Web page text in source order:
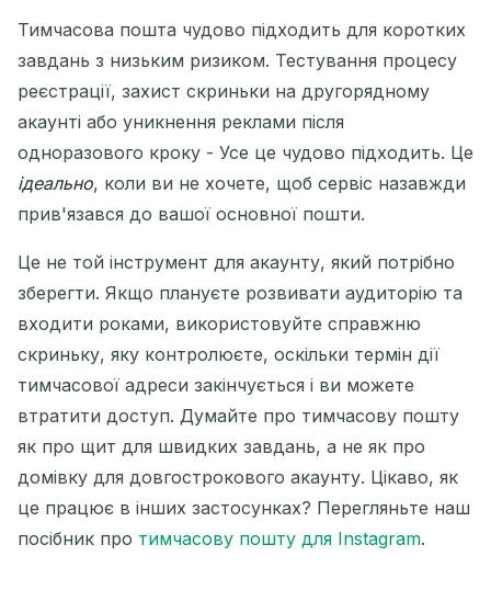
Тимчасова пошта чудово підходить для коротких
завдань з низьким ризиком. Тестування процесу
реєстрації, захист скриньки на другорядному
акаунті або уникнення реклами після
одноразового кроку - Усе це чудово підходить. Це
ідеально, коли ви не хочете, щоб сервіс назавжди
прив'язався до вашої основної пошти.
Це не той інструмент для акаунту, який потрібно
зберегти. Якщо плануєте розвивати аудиторію та
входити роками, використовуйте справжню
скриньку, яку контролюєте, оскільки термін дії
тимчасової адреси закінчується і ви можете
втратити доступ. Думайте про тимчасову пошту
як про щит для швидких завдань, а не як про
домівку для довгострокового акаунту. Цікаво, як
це працює в інших застосунках? Перегляньте наш
посібник про тимчасову пошту для Instagram.